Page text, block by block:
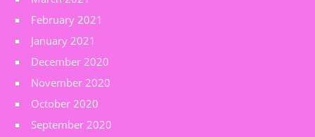
February 2021
January 2021
December 2020
November 2020
October 2020
September 2020